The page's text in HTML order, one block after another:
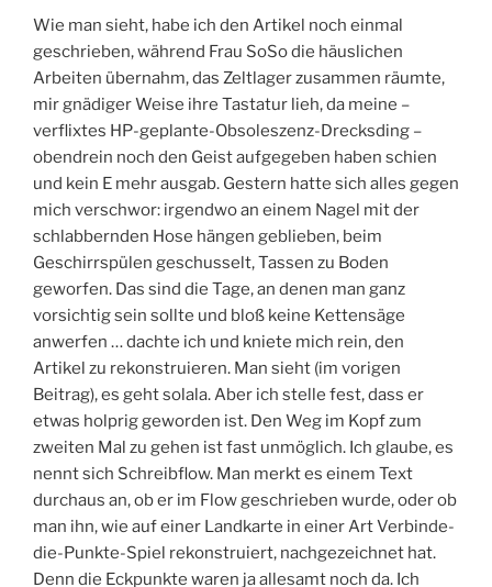
Wie man sieht, habe ich den Artikel noch einmal
geschrieben, während Frau SoSo die häuslichen
Arbeiten übernahm, das Zeltlager zusammen räumte,
mir gnädiger Weise ihre Tastatur lieh, da meine –
verflixtes HP-geplante-Obsoleszenz-Drecksding –
obendrein noch den Geist aufgegeben haben schien
und kein E mehr ausgab. Gestern hatte sich alles gegen
mich verschwor: irgendwo an einem Nagel mit der
schlabbernden Hose hängen geblieben, beim
Geschirrspülen geschusselt, Tassen zu Boden
geworfen. Das sind die Tage, an denen man ganz
vorsichtig sein sollte und bloß keine Kettensäge
anwerfen … dachte ich und kniete mich rein, den
Artikel zu rekonstruieren. Man sieht (im vorigen
Beitrag), es geht solala. Aber ich stelle fest, dass er
etwas holprig geworden ist. Den Weg im Kopf zum
zweiten Mal zu gehen ist fast unmöglich. Ich glaube, es
nennt sich Schreibflow. Man merkt es einem Text
durchaus an, ob er im Flow geschrieben wurde, oder ob
man ihn, wie auf einer Landkarte in einer Art Verbinde-
die-Punkte-Spiel rekonstruiert, nachgezeichnet hat.
Denn die Eckpunkte waren ja allesamt noch da. Ich